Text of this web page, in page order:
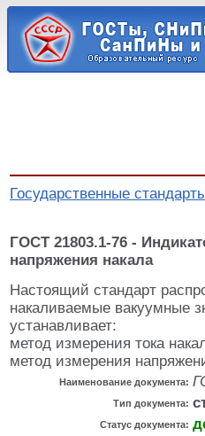
Государственные
ГОСТ 21803.1-76 -
напряжения накала
Настоящий стандарт
накаливаемые вакуумные
устанавливает:
метод измерения тока
метод измерения
Наименование документа:
Тип документа:
Статус документа: